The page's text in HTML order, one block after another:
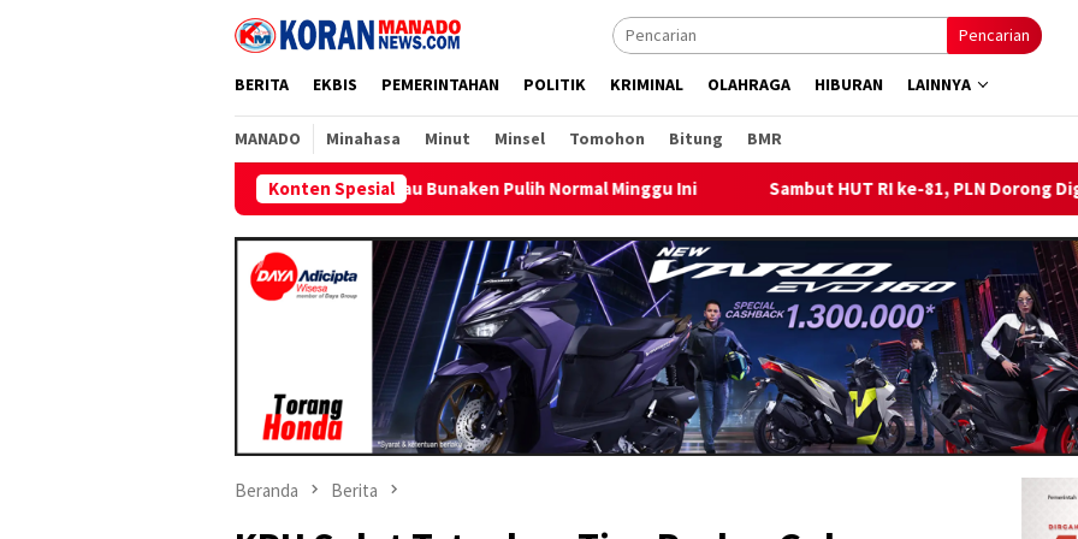
Pencarian
BERITA EKBIS PEMERINTAHAN POLITIK KRIMINAL OLAHRAGA HIBURAN LAINNYA
MANADO Minahasa Minut Minsel Tomohon Bitung BMR
Konten Spesial
Listrik Pulau Bunaken Pulih Normal Minggu Ini Sambut HUT RI ke-81, PLN Dorong Digitalisasi Pendidikan di SMP
Beranda Berita